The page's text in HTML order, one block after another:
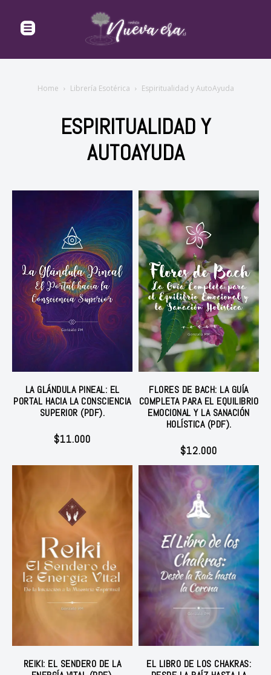
Home Librería Esotérica Espiritualidad y AutoAyuda
ESPIRITUALIDAD Y
AUTOAYUDA
LA GLÁNDULA PINEAL: EL
PORTAL HACIA LA CONSCIENCIA
SUPERIOR (PDF).
$11.000
FLORES DE BACH: LA GUÍA
COMPLETA PARA EL EQUILIBRIO
EMOCIONAL Y LA SANACIÓN
HOLÍSTICA (PDF).
$12.000
REIKI: EL SENDERO DE LA
EL LIBRO DE LOS CHAKRAS: